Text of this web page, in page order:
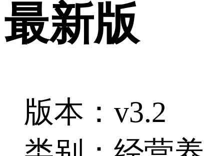
最新版
版本：v3.2